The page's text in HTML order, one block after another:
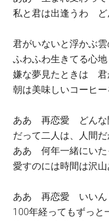
私と君は出逢うわ ど
君がいないと浮かぶ
ふわふわ生きてる心
嫌な夢見たときは 君
朝は美味しいコーヒ
ああ 再恋愛 どんな
だって二人は、人間だ
ああ 何年一緒にいた
愛すのには時間は沢
ああ 再恋愛 いいん
100年経ってもずっと